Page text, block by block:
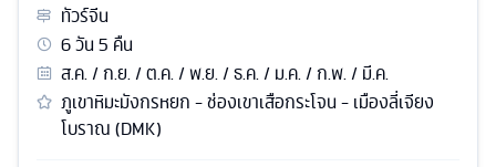
ทัวร์จีน
6วัน5 คืน
ส.ค. / ก.ย. / ต.ค. / พ.ย. / ธ.ค. / ม.ค. / ก.พ. / มี.ค.
ภูเขาหิมะมังกรหยก - ช่องเขาเสือกระโจน - เมืองลี่เจียง
โบราณ (DMK)